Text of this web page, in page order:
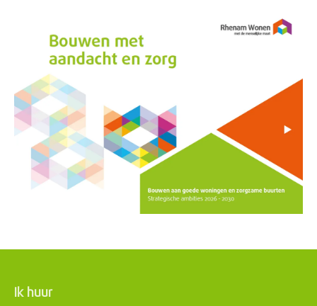
Contactinformatie
Ik huur